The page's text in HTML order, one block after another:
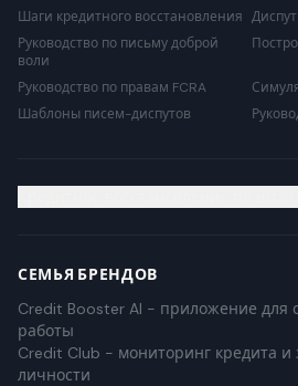
Шаги кредитного восстановления
Руководство по письму доброй
воли
Руководство по правам FCRA
Шаблоны писем-диспутов
СЕМЬЯ БРЕНДОВ
Credit Booster AI - приложение для
работы
Credit Club - мониторинг кредита
личности